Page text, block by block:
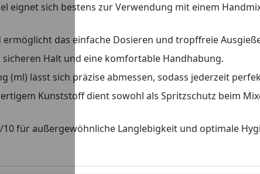
eignet sich bestens zur Verwendung mit einem
das einfache Dosieren und tropffreie
Halt und eine komfortable Handhabung.
lässt sich präzise abmessen, sodass jederzeit
Kunststoff dient sowohl als Spritzschutz beim
für außergewöhnliche Langlebigkeit und optimale